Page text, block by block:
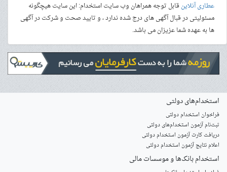
عطاری آنلاینقابل توجه همراهان وب سایت استخدام: این سایت هیچگونه
مسئولیتی در قبال آگهی های درج شده ندارد ، و تایید صحت و شرکت در آگهی
ها به عهده شما عزیزان می باشد.
استخدام‌های دولتی
فراخوان استخدام دولتی
ثبت‌نام آزمون‌ استخدام‌های دولتی
دریافت کارت آزمون استخدام دولتی
اعلام نتایج آزمون استخدام دولتی
استخدام‌ بانک‌ها و موسسات مالی